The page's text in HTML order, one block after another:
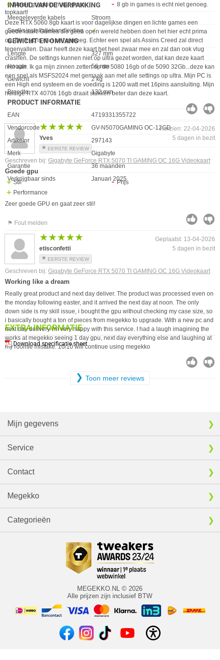
INHOUD VAN DE VERPAKKING
Eigenschap Waarde
Meegeleverde kabels
Stroom
Snelle installatiehandleiding
✓︎
GEWICHT EN OMVANG
Eigenschap Waarde
Lengte
327 mm
Hoogte
56 mm
Gewicht
2 kg
Breedte
132 mm
PRODUCT INFORMATIE
EAN
4719331355722
Vendorcode
GV-N5070GAMING OC-12GD
Artikelnr
297143
Merk
Gigabyte
Garantie
36 maanden
Verkrijgbaar sinds
Januari 2025
⚑ Fout melden
EXTRA INFORMATIE
Download specificatie sheet
Mooie graphics maar geen
topkaart!
8 gb in games is echt niet genoeg.
Deze RTX 5060 8gb kaart is voor dagelijkse dingen en lichte games een
goede kaart. Games die geen open wereld hebben doen het hier echt prima
op. De 8 gb is dan wel genoeg. Echter een spel als Assins Creed zal direct
tegenvallen. Daar heeft deze kaart het heel zwaar mee en zal dan ook vlug
crashen. De settings kunnen niet op ultra gezet worden, dat kan deze kaart
niet aan. Ik ga mijn zinnen zetten op de 5080 16gb of de 5090 32Gb...deze kan
een spel als MSFS2024 met gemaak aan met alle settings op ultra. Mijn PC is
een High end systeem en de voeding is 1200 watt met 16pins aansluiting. Mijn
huidige RTX 4070ti 16gb draait stukken beter dan deze kaart.
★★★★★
★★★★★
Yves
EERSTE REVIEW
Geschreven bij: Gigabyte GeForce RTX 5070 TI GAMING OC 16G Videokaart
Herzien: 22-04-2026
5 dagen in bezit
Goede gpu
Stil
Performance
Prijs
Zeer goede GPU en gaat zeer stil!
★★★★★
★★★★★
etisconfetti
EERSTE REVIEW
Geschreven bij: Gigabyte GeForce RTX 5070 TI GAMING OC 16G Videokaart
Geplaatst: 13-04-2026
5 dagen in bezit
Working like a dream
Really great product and next day deliver. The product was processed even on
the monday following easter, and it arrived the next day at noon. The only
down side is my skill issue, i bought the gpu without checking my case size, so
i basically bought a ton of pieces from megekko to upgrade. With a new pc and
next day delivery i'm very happy with this service. I had a laugh imagining the
works at megekko seeing 1 day gpu, next day everything else and laughing at
my roomie mistake. 10/10 will continue using megekko
❯ Toon meer reviews
Mijn gegevens
Service
Contact
Megekko
Categorieën
MEGEKKO.NL © 2026
Alle prijzen zijn inclusief BTW